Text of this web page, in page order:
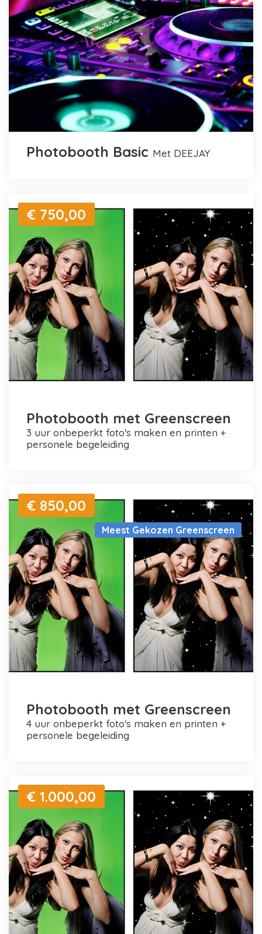
Photobooth Basic met DEEJAY
€ 750,00
Photobooth met Greenscreen
3 uur onbeperkt foto's maken en printen +
personele begeleiding
Meest Gekozen Greenscreen
€ 850,00
Photobooth met Greenscreen
4 uur onbeperkt foto's maken en printen +
personele begeleiding
€ 1.000,00